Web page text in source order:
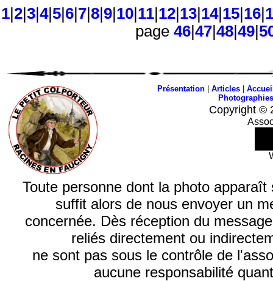
1 2 3 4| 5 6 7 8 9 10 11 12 13 14| 15 16
page 46 47 48 49
Présentation| Articles|
Photographies
Copyright ©
Toute personne dont la photo
suffit alors de nous envoyer un
concernée. Dès réception du
reliés directement ou
ne sont pas sous le contrôle de
aucune responsabilité